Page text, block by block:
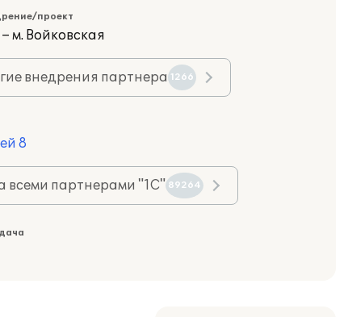
проект
м. Войковская
внедрения партнера 1266
8
всеми партнерами "1С" 89264